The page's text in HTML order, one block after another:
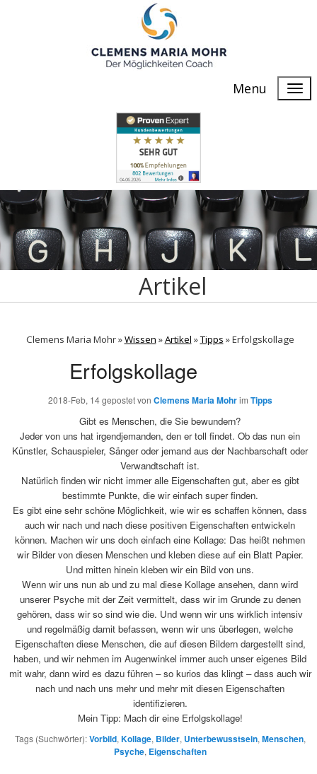
Menu
Artikel
Clemens Maria Mohr »Wissen »Artikel »Tipps »Erfolgskollage
Erfolgskollage
2018-Feb, 14gepostet von Clemens Maria Mohrim Tipps
Gibt es Menschen, die Sie bewundern?
Jeder von uns hat irgendjemanden, den er toll findet. Ob das nun ein
Künstler, Schauspieler, Sänger oder jemand aus der Nachbarschaft oder
Verwandtschaft ist.
Natürlich finden wir nicht immer alle Eigenschaften gut, aber es gibt
bestimmte Punkte, die wir einfach super finden.
Es gibt eine sehr schöne Möglichkeit, wie wir es schaffen können, dass
auch wir nach und nach diese positiven Eigenschaften entwickeln
können. Machen wir uns doch einfach eine Kollage: Das heißt nehmen
wir Bilder von diesen Menschen und kleben diese auf ein Blatt Papier.
Und mitten hinein kleben wir ein Bild von uns.
Wenn wir uns nun ab und zu mal diese Kollage ansehen, dann wird
unserer Psyche mit der Zeit vermittelt, dass wir im Grunde zu denen
gehören, dass wir so sind wie die. Und wenn wir uns wirklich intensiv
und regelmäßig damit befassen, wenn wir uns überlegen, welche
Eigenschaften diese Menschen, die auf diesen Bildern dargestellt sind,
haben, und wir nehmen im Augenwinkel immer auch unser eigenes Bild
mit wahr, dann wird es dazu führen – so kurios das klingt – dass auch wir
nach und nach uns mehr und mehr mit diesen Eigenschaften
identifizieren.
Mein Tipp: Mach dir eine Erfolgskollage!
Tags (Suchwörter):Vorbild,Kollage, Bilder, Unterbewusstsein,Menschen,
Psyche, Eigenschaften